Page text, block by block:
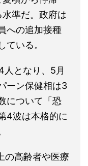
準だ。政府は
への追加接種
ている。
人となり、5月
ーン保健相は3
について「恐
4波は本格的に
の高齢者や医療